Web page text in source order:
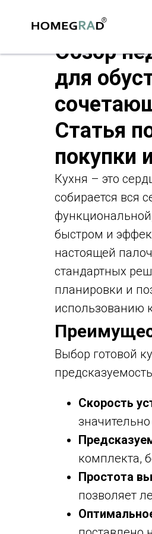
Обзор
для
Статья
покупки
Кухня – это
собирается вся
быстром и
настоящей
стандартных
планировки и
использованию
Выбор готовой
Скорость
комплекта,
Простота
позволяет